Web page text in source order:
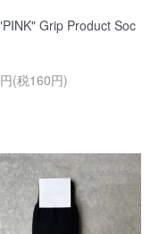
Grip Product Soc
(税160円)